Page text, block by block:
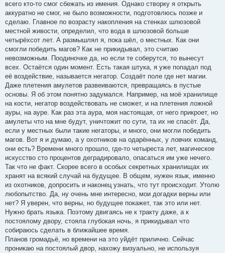
всего кто-то смог сбежать из имения. Однако створку я открыть
аккуратно не смог, не было возможности, подготовлюсь позже и
сделаю. Главное по возрасту накопления на стенках шлюзовой
местной живости, определил, что вода в шлюзовой больше
четырёхсот лет. А размышлял я, пока шёл, о местных. Как они
смогли победить магов? Как не прикидывал, это считаю
невозможным. Поодиночке да, но если те соберутся, то вынесут
всех. Остаётся один момент. Есть такая штука, я уже попадал под
её воздействие, называется негатор. Создаёт поле где нет магии.
Даже плетения амулетов развеиваются, превращаясь в пустые
основы. Я об этом понятно задумался. Например, на моё хранилище
на кости, негатор воздействовать не сможет, и на плетения ложной
ауры, на ауре. Как раз эта аура, моя настоящая, от него прикроет, но
амулеты что на мне будут, уничтожит по сути, та их не спасёт. Да,
если у местных были такие негаторы, и много, они могли победить
магов. Вот я и думаю, а у охотников на одарённых, у ловчих команд,
они есть? Времени много прошло, где-то четыреста лет, магическое
искусство сто процентов деградировало, опасаться им уже нечего.
Так что не факт. Скорее всего в особых секретных хранилищах их
хранят на всякий случай на будущее. В общем, нужен язык, именно
из охотников, допросить и наконец узнать, что тут происходит. Утолю
любопытство. Да, ну очень мне интересно, мои догадки верны или
нет? Я уверен, что верны, но будущее покажет, так это или нет.
Нужно брать языка. Поэтому двигаясь не к тракту даже, а к
постоялому двору, стояла глубокая ночь, я прикидывал что
собираюсь сделать в ближайшее время.
Планов громадьё, но времени на это уйдёт прилично. Сейчас
проникаю на постоялый двор, нахожу визуально, не используя